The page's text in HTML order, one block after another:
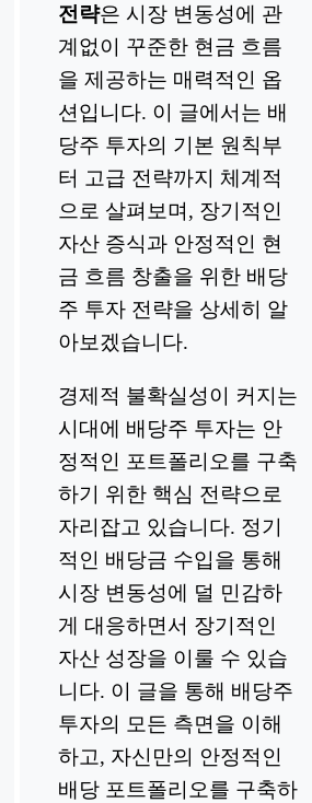
전략은 시장 변동성에 관
계없이 꾸준한 현금 흐름
을 제공하는 매력적인 옵
션입니다. 이 글에서는 배
당주 투자의 기본 원칙부
터 고급 전략까지 체계적
으로 살펴보며, 장기적인
자산 증식과 안정적인 현
금 흐름 창출을 위한 배당
주 투자 전략을 상세히 알
아보겠습니다.
경제적 불확실성이 커지는
시대에 배당주 투자는 안
정적인 포트폴리오를 구축
하기 위한 핵심 전략으로
자리잡고 있습니다. 정기
적인 배당금 수입을 통해
시장 변동성에 덜 민감하
게 대응하면서 장기적인
자산 성장을 이룰 수 있습
니다. 이 글을 통해 배당주
투자의 모든 측면을 이해
하고, 자신만의 안정적인
배당 포트폴리오를 구축하